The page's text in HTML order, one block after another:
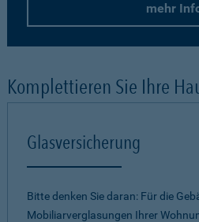
mehr
Komplettieren Sie Ihre
Glasversicherung
Bitte denken Sie daran: Für die
Mobiliarverglasungen Ihrer